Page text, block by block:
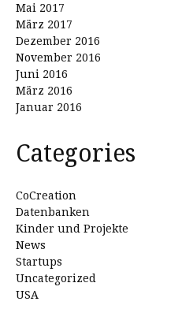
Mai 2017
März 2017
Dezember 2016
November 2016
Juni 2016
März 2016
Januar 2016
Categories
CoCreation
Datenbanken
Kinder und Projekte
News
Startups
Uncategorized
USA